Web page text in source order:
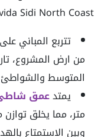
تتربع المباني
من ارض المشروع،
المتوسط والشواطئ
يمتدعمق شاطئ
متر، مما يخلق
وبين الاستمتاع